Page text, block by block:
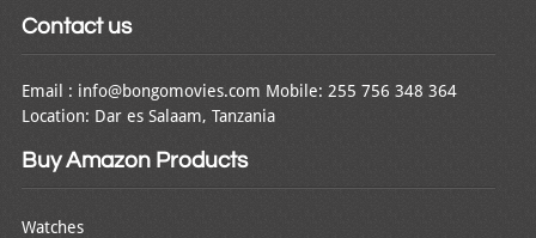
Contact us
Email : info@bongomovies.com Mobile: 255 756 348 364
Location: Dar es Salaam, Tanzania
Buy Amazon Products
Watches